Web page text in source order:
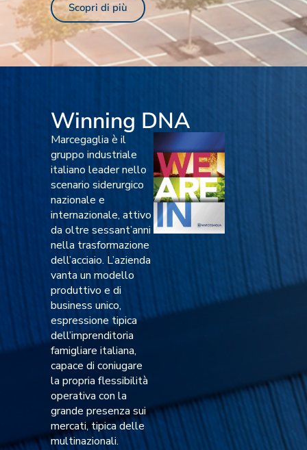
Scopri di più
Winning DNA
Marcegaglia è il
gruppo industriale
italiano leader nello
scenario siderurgico
nazionale e
internazionale, attivo
da oltre sessant’anni
nella trasformazione
dell’acciaio. L’azienda
vanta un modello
produttivo e di
business unico,
espressione tipica
dell’imprenditoria
famigliare italiana,
capace di coniugare
la propria flessibilità
operativa con la
grande presenza sui
mercati, tipica delle
multinazionali.